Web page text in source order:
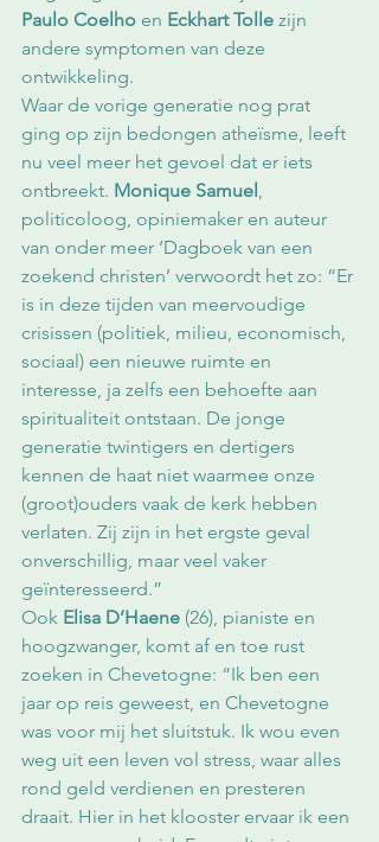
Paulo Coelho en Eckhart Tolle zijn
andere symptomen van deze
ontwikkeling.
Waar de vorige generatie nog prat
ging op zijn bedongen atheïsme, leeft
nu veel meer het gevoel dat er iets
ontbreekt. Monique Samuel ,
politicoloog, opiniemaker en auteur
van onder meer ‘Dagboek van een
zoekend christen’ verwoordt het zo: “Er
is in deze tijden van meervoudige
crisissen (politiek, milieu, economisch,
sociaal) een nieuwe ruimte en
interesse, ja zelfs een behoefte aan
spiritualiteit ontstaan. De jonge
generatie twintigers en dertigers
kennen de haat niet waarmee onze
(groot)ouders vaak de kerk hebben
verlaten. Zij zijn in het ergste geval
onverschillig, maar veel vaker
geïnteresseerd.”
Ook Elisa D’Haene (26), pianiste en
hoogzwanger, komt af en toe rust
zoeken in Chevetogne: “Ik ben een
jaar op reis geweest, en Chevetogne
was voor mij het sluitstuk. Ik wou even
weg uit een leven vol stress, waar alles
rond geld verdienen en presteren
draait. Hier in het klooster ervaar ik een